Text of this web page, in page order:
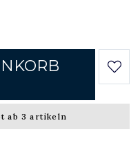
ab 3 artikeln